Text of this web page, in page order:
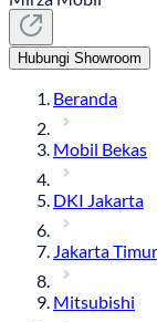
Hubungi Showroom
Beranda
Mobil Bekas
DKI Jakarta
Jakarta Timur
Mitsubishi